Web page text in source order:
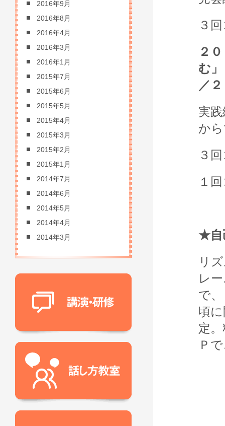
３
２
む
／
実
か
３
１
★自
リ
レ
で
頃
定
Ｐ
2016年9月
2016年8月
2016年4月
2016年3月
2016年1月
2015年7月
2015年6月
2015年5月
2015年4月
2015年3月
2015年2月
2015年1月
2014年7月
2014年6月
2014年5月
2014年4月
2014年3月